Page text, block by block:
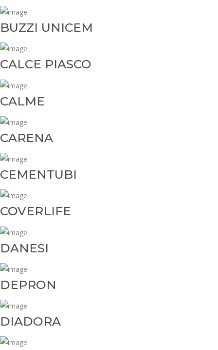
BUZZI UNICEM
CALCE PIASCO
CALME
CARENA
CEMENTUBI
COVERLIFE
DANESI
DEPRON
DIADORA